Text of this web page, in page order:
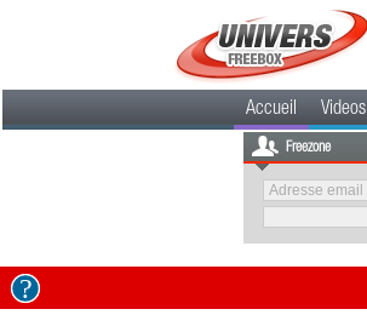
Accueil Videos
Freezone